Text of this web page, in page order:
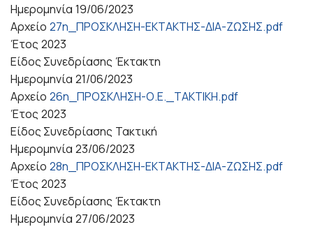
Ημερομηνία 19/06/2023
Αρχείο 27η_ΠΡΟΣΚΛΗΣΗ-ΕΚΤΑΚΤΗΣ-ΔΙΑ-ΖΩΣΗΣ.pdf
Έτος 2023
Είδος Συνεδρίασης Έκτακτη
Ημερομηνία 21/06/2023
Αρχείο 26η_ΠΡΟΣΚΛΗΣΗ-Ο.Ε._ΤΑΚΤΙΚΗ.pdf
Έτος 2023
Είδος Συνεδρίασης Τακτική
Ημερομηνία 23/06/2023
Αρχείο 28η_ΠΡΟΣΚΛΗΣΗ-ΕΚΤΑΚΤΗΣ-ΔΙΑ-ΖΩΣΗΣ.pdf
Έτος 2023
Είδος Συνεδρίασης Έκτακτη
Ημερομηνία 27/06/2023